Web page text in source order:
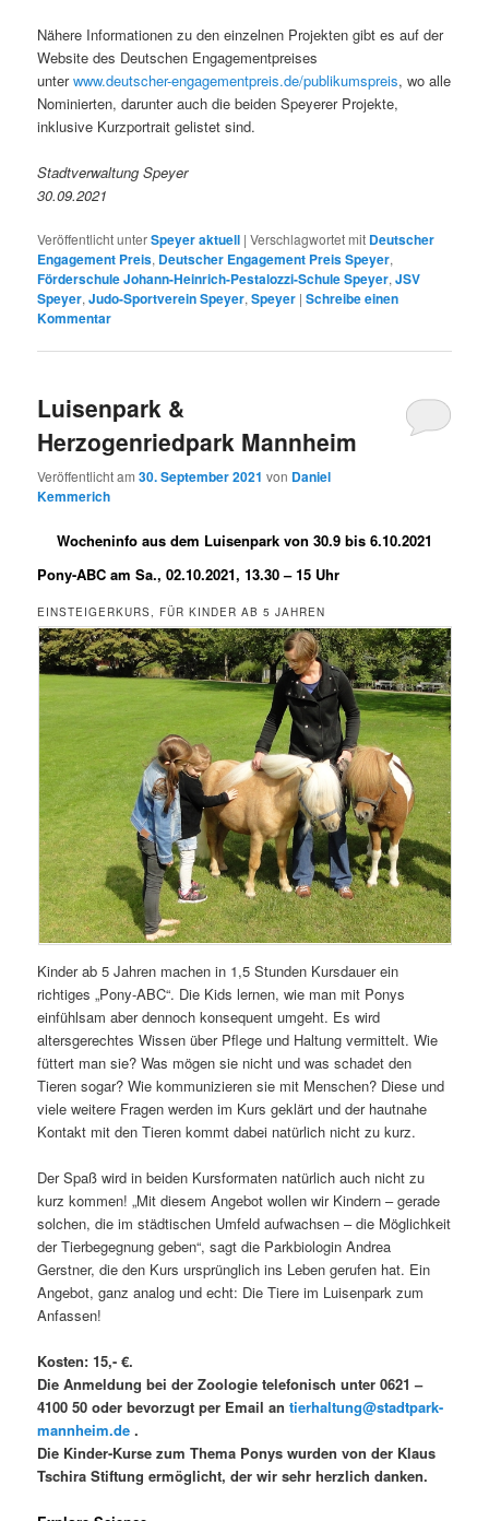
Nähere Informationen zu den einzelnen Projekten gibt es auf der
Website des Deutschen Engagementpreises
unterwww.deutscher-engagementpreis.de/publikumspreis, wo alle
Nominierten, darunter auch die beiden Speyerer Projekte,
inklusive Kurzportrait gelistet sind.
Stadtverwaltung Speyer
30.09.2021
Veröffentlicht unterSpeyer aktuell |Verschlagwortet mit Deutscher
Engagement Preis, Deutscher Engagement Preis Speyer,
Förderschule Johann-Heinrich-Pestalozzi-Schule Speyer,JSV
Speyer,Judo-Sportverein Speyer,Speyer |Schreibe einen
Kommentar
Luisenpark &
Herzogenriedpark Mannheim
Veröffentlicht am30. September 2021 von Daniel
Kemmerich
Wocheninfo aus dem Luisenpark von 30.9 bis 6.10.2021
Pony-ABC am Sa., 02.10.2021, 13.30 – 15 Uhr
EINSTEIGERKURS, FÜR KINDER AB 5 JAHREN
Kinder ab 5 Jahren machen in 1,5 Stunden Kursdauer ein
richtiges „Pony-ABC“. Die Kids lernen, wie man mit Ponys
einfühlsam aber dennoch konsequent umgeht. Es wird
altersgerechtes Wissen über Pflege und Haltung vermittelt. Wie
füttert man sie? Was mögen sie nicht und was schadet den
Tieren sogar? Wie kommunizieren sie mit Menschen? Diese und
viele weitere Fragen werden im Kurs geklärt und der hautnahe
Kontakt mit den Tieren kommt dabei natürlich nicht zu kurz.
Der Spaß wird in beiden Kursformaten natürlich auch nicht zu
kurz kommen! „Mit diesem Angebot wollen wir Kindern – gerade
solchen, die im städtischen Umfeld aufwachsen – die Möglichkeit
der Tierbegegnung geben“, sagt die Parkbiologin Andrea
Gerstner, die den Kurs ursprünglich ins Leben gerufen hat. Ein
Angebot, ganz analog und echt: Die Tiere im Luisenpark zum
Anfassen!
Kosten: 15,- €.
Die Anmeldung bei der Zoologie telefonisch unter 0621 –
4100 50 oder bevorzugt per Email antierhaltung@stadtpark-
mannheim.de .
Die Kinder-Kurse zum Thema Ponys wurden von der Klaus
Tschira Stiftung ermöglicht, der wir sehr herzlich danken.